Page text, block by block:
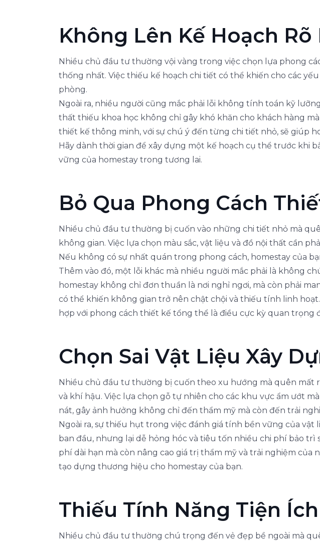
Không Lên Kế Hoạch Rõ
Nhiều chủ đầu tư thường vội vàng trong việc chọn lựa phong
thống nhất. Việc thiếu kế hoạch chi tiết có thể khiến cho các
phòng.
Ngoài ra, nhiều người cũng mắc phải lỗi không tính toán kỹ
thất thiếu khoa học không chỉ gây khó khăn cho khách hàng
thiết kế thông minh, với sự chú ý đến từng chi tiết nhỏ, sẽ giúp
Hãy dành thời gian để xây dựng một kế hoạch cụ thể trước khi
vững của homestay trong tương lai.
Bỏ Qua Phong Cách
Nhiều chủ đầu tư thường bị cuốn vào những chi tiết nhỏ mà
không gian. Việc lựa chọn màu sắc, vật liệu và đồ nội thất cần
Nếu không có sự nhất quán trong phong cách, homestay của
Thêm vào đó, một lỗi khác mà nhiều người mắc phải là không
homestay không chỉ đơn thuần là nơi nghỉ ngơi, mà còn phải
có thể khiến không gian trở nên chật chội và thiếu tính linh
hợp với phong cách thiết kế tổng thể là điều cực kỳ quan
Chọn Sai Vật Liệu Xây
Nhiều chủ đầu tư thường bị cuốn theo xu hướng mà quên mất
và khí hậu. Việc lựa chọn gỗ tự nhiên cho các khu vực ẩm ướt
nát, gây ảnh hưởng không chỉ đến thẩm mỹ mà còn đến trải
Ngoài ra, sự thiếu hụt trong việc đánh giá tính bền vững của
ban đầu, nhưng lại dễ hỏng hóc và tiêu tốn nhiều chi phí bảo
phí dài hạn mà còn nâng cao giá trị thẩm mỹ và trải nghiệm
tạo dựng thương hiệu cho homestay của bạn.
Thiếu Tính Năng Tiện
Nhiều chủ đầu tư thường chú trọng đến vẻ đẹp bề ngoài mà